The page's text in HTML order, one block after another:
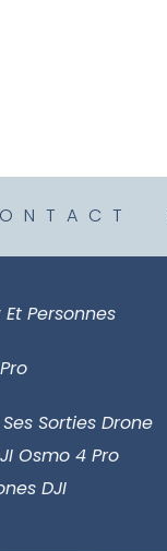
Personnes
Sorties Drone
Osmo 4 Pro
DJI